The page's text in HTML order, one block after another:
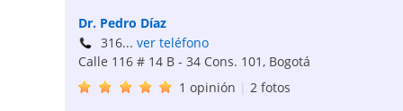
Dr. Pedro Díaz
316... ver teléfono
Calle 116 # 14 B - 34 Cons. 101, Bogotá
1 opinión | 2 fotos